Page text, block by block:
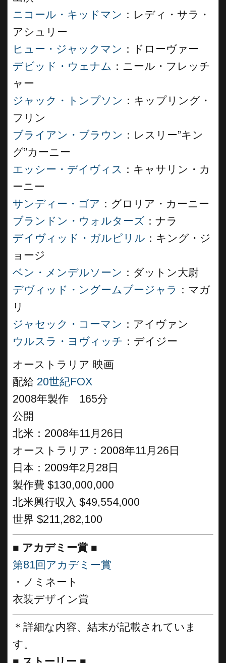
ニコール・キッドマン ：レディ・サラ・
アシュリー
ヒュー・ジャックマン ：ドローヴァー
デビッド・ウェナム ：ニール・フレッチ
ャー
ジャック・トンプソン ：キップリング・
フリン
ブライアン・ブラウン ：レスリー”キン
グ”カーニー
エッシー・デイヴィス ：キャサリン・カ
ーニー
サンディー・ゴア ：グロリア・カーニー
ブランドン・ウォルターズ ：ナラ
デイヴィッド・ガルピリル ：キング・ジ
ョージ
ベン・メンデルソーン ：ダットン大尉
デヴィッド・ングームブージャラ ：マガ
リ
ジャセック・コーマン ：アイヴァン
ウルスラ・ヨヴィッチ ：デイジー
オーストラリア 映画
配給 20世紀FOX
2008年製作 165分
公開
北米：2008年11月26日
オーストラリア：2008年11月26日
日本：2009年2月28日
製作費 $130,000,000
北米興行収入 $49,554,000
世界 $211,282,100
■ アカデミー賞 ■
第81回アカデミー賞
・ノミネート
衣装デザイン賞
＊詳細な内容、結末が記載されていま
す。